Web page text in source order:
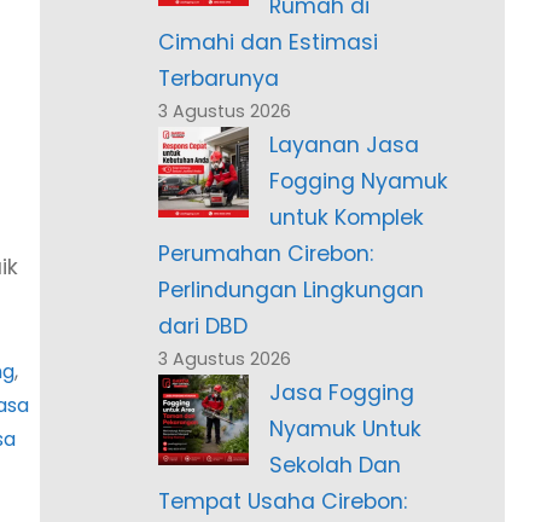
Rumah di
Cimahi dan Estimasi
Terbarunya
3 Agustus 2026
Layanan Jasa
Fogging Nyamuk
untuk Komplek
Perumahan Cirebon:
Perlindungan Lingkungan
dari DBD
3 Agustus 2026
Jasa Fogging
Nyamuk Untuk
Sekolah Dan
Tempat Usaha Cirebon: